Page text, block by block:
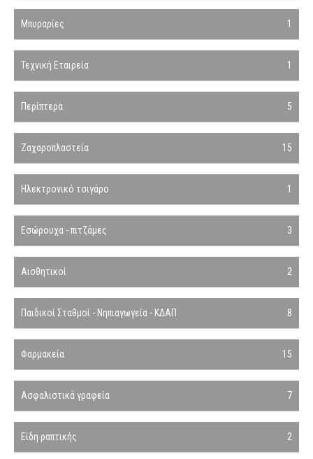
Μπυραρίες 1
Τεχνική Εταιρεία 1
Περίπτερα 5
Ζαχαροπλαστεία 15
Ηλεκτρονικό τσιγάρο 1
Εσώρουχα - πιτζάμες 3
Αισθητικοί 2
Παιδικοί Σταθμοί - Νηπιαγωγεία - ΚΔΑΠ 8
Φαρμακεία 15
Ασφαλιστικά γραφεία 7
Είδη ραπτικής 2